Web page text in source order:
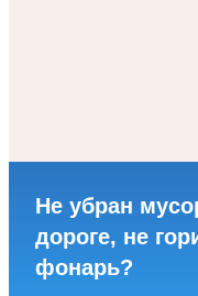
Не убран
дороге, не
фонарь?